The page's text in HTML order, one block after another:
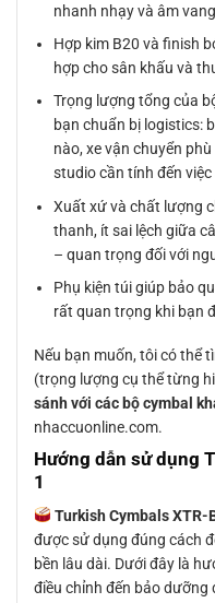
nhanh nhạy và âm
Hợp kim B20 và finish
hợp cho sân khấu và
Trọng lượng tổng của
bạn chuẩn bị logistics:
nào, xe vận chuyển
studio cần tính đến việc
Xuất xứ và chất lượng
thanh, ít sai lệch giữa
– quan trọng đối với
Phụ kiện túi giúp bảo
rất quan trọng khi bạn
Nếu bạn muốn, tôi có thể
(trọng lượng cụ thể từng
sánh với các bộ cymbal
nhaccuonline.com.
Hướng dẫn sử dụng
1
Turkish Cymbals XTR-
được sử dụng đúng cách
bền lâu dài. Dưới đây là
điều chỉnh đến bảo dưỡng